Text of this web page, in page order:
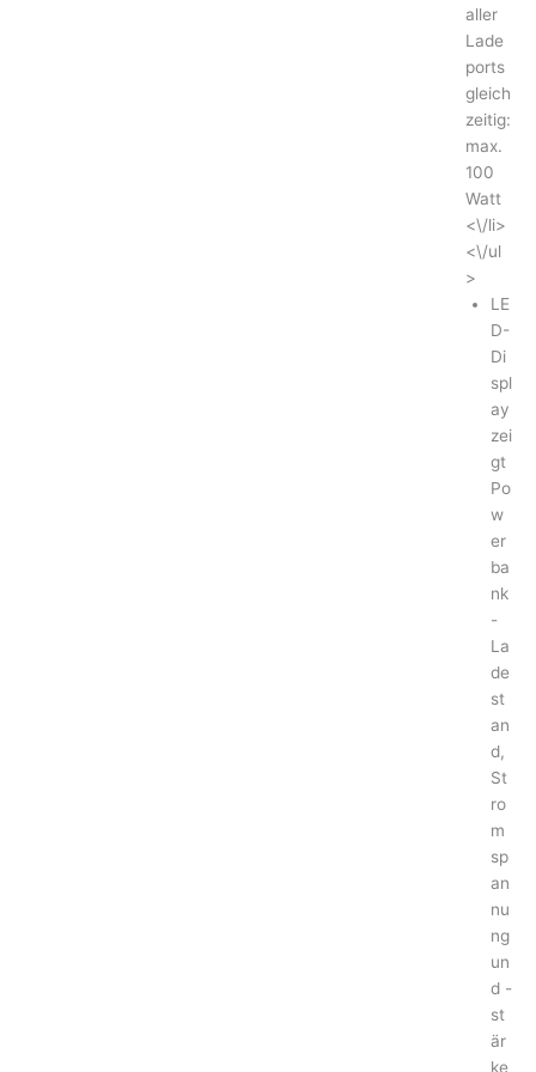
aller
Lade
ports
gleich
zeitig:
max.
100
Watt
<\/li>
<\/ul
>
LE
D-
Di
spl
ay
zei
gt
Po
w
er
ba
nk
-
La
de
st
an
d,
St
ro
m
sp
an
nu
ng
un
d -
st
är
ke